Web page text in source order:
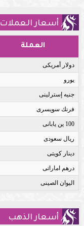
أسعار العملات
العملة
دولار أمريكى
يورو
جنيه إسترلينى
فرنك سويسرى
100 ين يابانى
ريال سعودى
دينار كويتى
درهم اماراتى
اليوان الصينى
أسعار الذهب